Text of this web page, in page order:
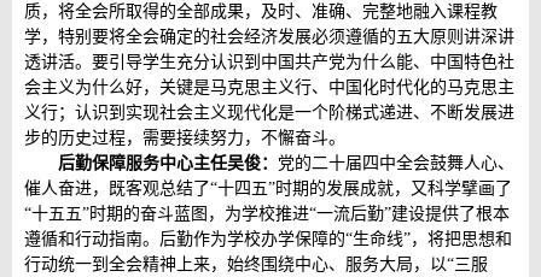
质，将全会所取得的全部成果，及时、准确、完整地融入课程教
学，特别要将全会确定的社会经济发展必须遵循的五大原则讲深讲
透讲活。要引导学生充分认识到中国共产党为什么能、中国特色社
会主义为什么好，关键是马克思主义行、中国化时代化的马克思主
义行；认识到实现社会主义现代化是一个阶梯式递进、不断发展进
步的历史过程，需要接续努力，不懈奋斗。
后勤保障服务中心主任吴俊： 党的二十届四中全会鼓舞人心、
催人奋进，既客观总结了“十四五”时期的发展成就，又科学擘画了
“十五五”时期的奋斗蓝图，为学校推进“一流后勤”建设提供了根本
遵循和行动指南。后勤作为学校办学保障的“生命线”，将把思想和
行动统一到全会精神上来，始终围绕中心、服务大局，以“三服